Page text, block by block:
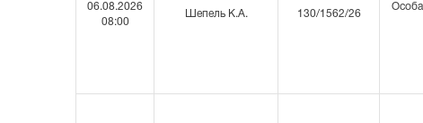
06.08.2026
08:00
Шепель К.А. 130/1562/26